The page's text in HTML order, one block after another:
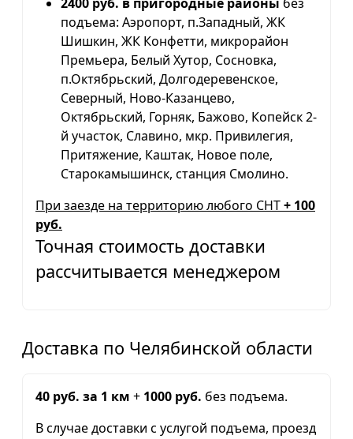
подъема: Аэропорт, п.Западный, ЖК
Шишкин, ЖК Конфетти, микрорайон
Премьера, Белый Хутор, Сосновка,
п.Октябрьский, Долгодеревенское,
Северный, Ново-Казанцево,
Октябрьский, Горняк, Бажово, Копейск 2-
й участок, Славино, мкр. Привилегия,
Притяжение, Каштак, Новое поле,
Старокамышинск, станция Смолино.
При заезде на территорию любого СНТ+ 100
руб.
Точная стоимость доставки
рассчитывается менеджером
Доставка по Челябинской области
40 руб. за 1 км + 1000 руб. без подъема.
В случае доставки с услугой подъема, проезд